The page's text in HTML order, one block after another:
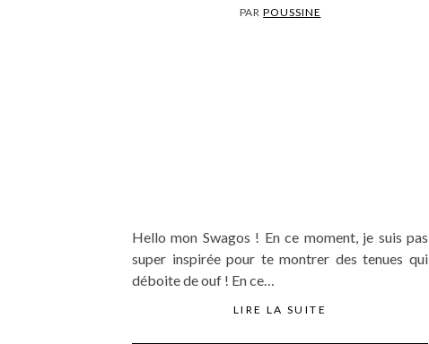
PARPOUSSINE
Hello mon Swagos ! En ce moment, je suis pas
super inspirée pour te montrer des tenues qui
déboite de ouf ! En ce…
LIRE LA SUITE